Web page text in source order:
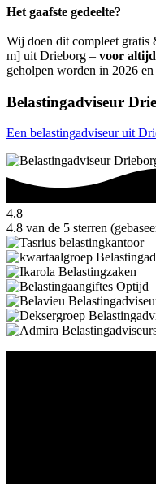
Het gaafste gedeelte?
Wij doen dit compleet
m] uit Drieborg – voor altijd
geholpen worden in 2026 en
Belastingadviseur
Een belastingadviseur uit
4.8
4.8 van de 5 sterren